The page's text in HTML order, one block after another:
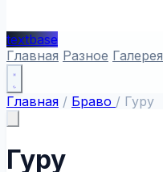
textbase
Главная Разное Галерея
Главная / Браво / Гуру
Гуру